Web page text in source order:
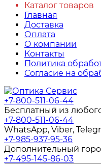
Каталог товаров
Главная
Доставка
Оплата
О компании
Контакты
Политика
Согласие на
+7-800-511-06-44
Бесплатный из
+7-800-511-06-44
WhatsApp, Viber,
+7-985-937-95-36
Дополнительный
+7-495-145-86-03